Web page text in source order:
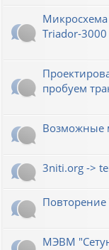
Triador-3000
пробуем
Возможные
3niti.org ->
МЭВМ